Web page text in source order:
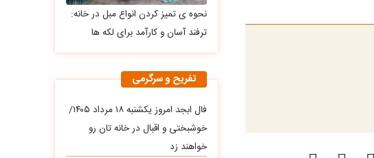
نحوه ی تمیز کردن انواع مبل در خانه:
ترفند آسان و کارآمد برای لکه ها
تفریح و سرگرمی
فال ابجد امروز یکشنبه ۱۸ مرداد ۱۴۰۵/
خوشبختی و اقبال در خانه تان رو
خواهند زد